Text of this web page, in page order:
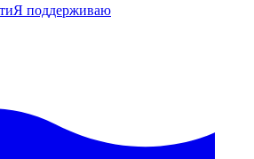
Я поддерживаю